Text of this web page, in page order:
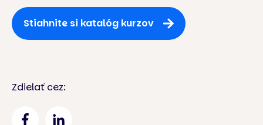
Stiahnite si katalóg kurzov
Zdielať cez: